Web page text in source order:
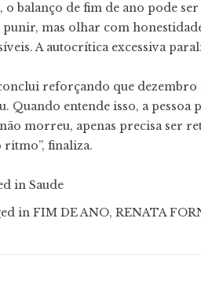
o balanço de fim de ano pode
punir, mas olhar com
A autocrítica excessiva
reforçando que dezembro
Quando entende isso, a pessoa
morreu, apenas precisa ser
finaliza.
in Saude
in FIM DE ANO, RENATA